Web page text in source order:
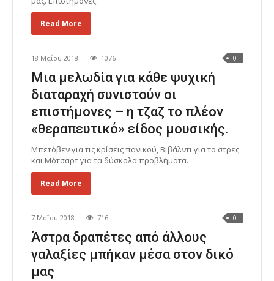
Read More
18 Μαΐου 2018 1076 0
Μια μελωδία για κάθε ψυχική
διαταραχή συνιστούν οι
επιστήμονες – η τζαζ το πλέον
«θεραπευτικό» είδος μουσικής.
Μπετόβεν για τις κρίσεις πανικού, Βιβάλντι για το στρες
και Μότσαρτ για τα δύσκολα προβλήματα.
Read More
7 Μαΐου 2018 716 0
Άστρα δραπέτες από άλλους
γαλαξίες μπήκαν μέσα στον δικό
μας